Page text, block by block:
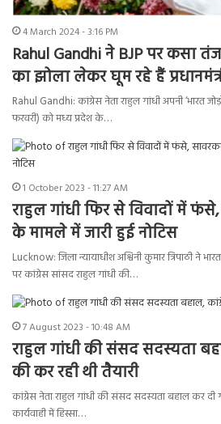
4 March 2024 - 3:16 PM
Rahul Gandhi ने BJP पर कसा
का झोला लेकर घूम रहे हैं
Rahul Gandhi: कांग्रेस नेता राहुल गांधी अपनी ‘भारत
फरवरी) को मध्य प्रदेश के…
1 October 2023 - 11:27 AM
राहुल गांधी फिर से विवादों में
के मामले में जारी हुई नोटिस
Lucknow: जिला न्यायाधीश अश्विनी कुमार त्रिपाठी ने
पर कांग्रेस सांसद राहुल गांधी की…
7 August 2023 - 10:48 AM
राहुल गांधी की संसद सदस्यता
की कर रही थी तैयारी
कांग्रेस नेता राहुल गांधी की संसद सदस्यता बहाल कर
कार्यवाही में हिस्सा…